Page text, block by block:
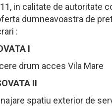
in calitate de autoritate
dumneavoastra de
:
I
drum acces Vila Mare
II
spatiu exterior de